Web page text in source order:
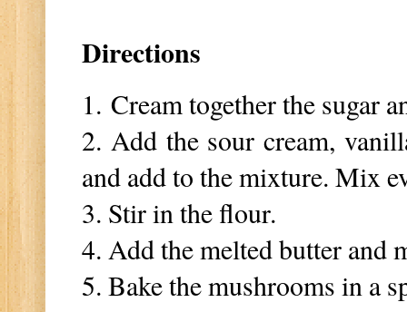
Directions
1. Cream together the sugar
2. Add the sour cream,
and add to the mixture. Mix
3. Stir in the flour.
4. Add the melted butter and
5. Bake the mushrooms in a